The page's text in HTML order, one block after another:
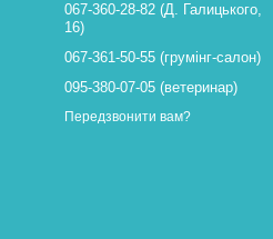
067-360-28-82 (Д. Галицького,
16)
067-361-50-55 (грумінг-салон)
095-380-07-05 (ветеринар)
Передзвонити вам?